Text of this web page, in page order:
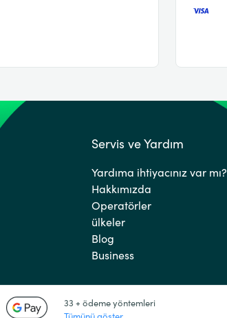
Servis ve Yardım
Yardıma ihtiyacınız var mı?
Hakkımızda
Operatörler
ülkeler
Blog
Business
33 + ödeme yöntemleri